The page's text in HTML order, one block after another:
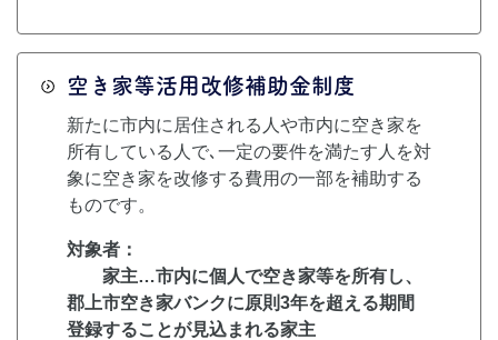
空き家等活用改修補助金制度
新たに市内に居住される人や市内に空き家を
所有している人で､一定の要件を満たす人を対
象に空き家を改修する費用の一部を補助する
ものです。
対象者：
家主…市内に個人で空き家等を所有し、
郡上市空き家バンクに原則3年を超える期間
登録することが見込まれる家主